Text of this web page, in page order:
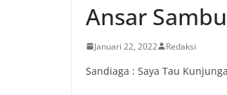
Ansar
Januari 22, 2022 Redaksi
Sandiaga : Saya Tau